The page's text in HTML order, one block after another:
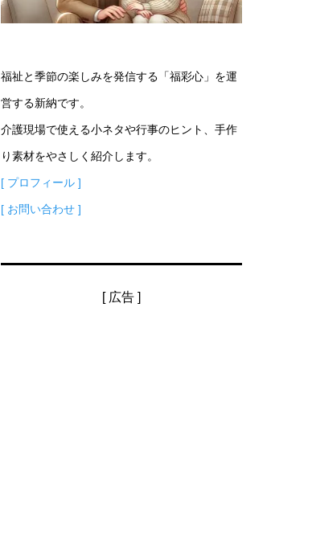
福祉と季節の楽しみを発信する「福彩心」を運
営する新納です。
介護現場で使える小ネタや行事のヒント、手作
り素材をやさしく紹介します。
[ プロフィール ]
[ お問い合わせ ]
[ 広告 ]